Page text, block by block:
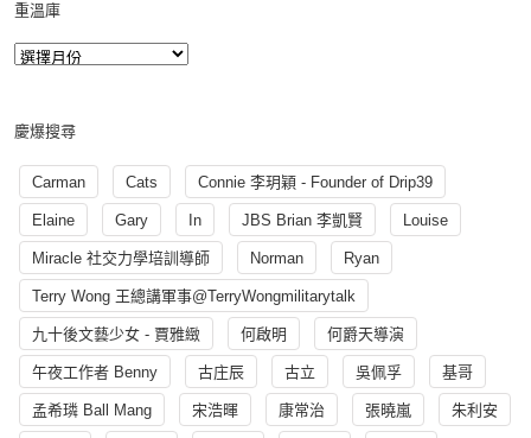
重溫庫
慶爆搜尋
Carman Cats Connie 李玥穎 - Founder of Drip39
Elaine Gary In JBS Brian 李凱賢 Louise
Miracle 社交力學培訓導師 Norman Ryan
Terry Wong 王總講軍事@TerryWongmilitarytalk
九十後文藝少女 - 賈雅緻 何啟明 何爵天導演
午夜工作者 Benny 古庄辰 古立 吳佩孚 基哥
孟希璘 Ball Mang 宋浩暉 康常治 張曉嵐 朱利安